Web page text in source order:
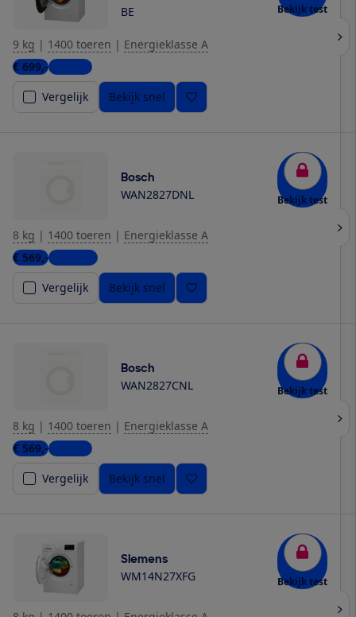
BE
Bekijk test
9 kg | 1400 toeren | Energieklasse A
€ 699,-1 winkel
Vergelijk
Bekijk snel
Bosch
WAN2827DNL Bekijk test
8 kg | 1400 toeren | Energieklasse A
€ 569,-4 winkels
Vergelijk
Bekijk snel
Bosch
WAN2827CNL Bekijk test
8 kg | 1400 toeren | Energieklasse A
€ 569,-1 winkel
Vergelijk
Bekijk snel
Siemens
WM14N27XFG Bekijk test